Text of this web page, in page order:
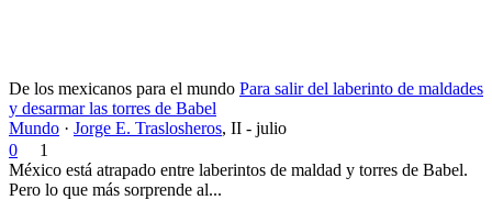
De los mexicanos para el mundo Para salir del laberinto de maldades
y desarmar las torres de Babel
Mundo · Jorge E. Traslosheros, II - julio
0
1
México está atrapado entre laberintos de maldad y torres de Babel.
Pero lo que más sorprende al...